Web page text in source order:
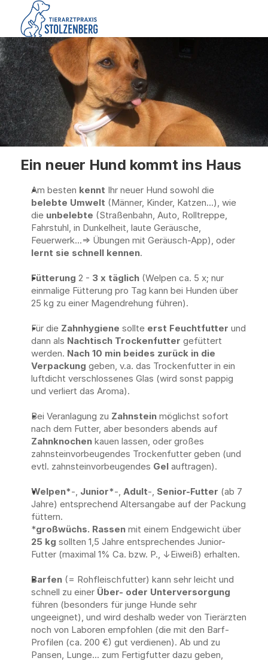
Ein neuer Hund kommt ins Haus
Am besten kennt
Ihr neuer Hund sowohl die
belebte Umwelt (Männer, Kinder, Katzen...), wie
die unbelebte (Straßenbahn, Auto, Rolltreppe,
Fahrstuhl, in Dunkelheit, laute Geräusche,
Feuerwerk...=> Übungen mit Geräusch-App), oder
lernt sie schnell kennen.
Fütterung 2 - 3 x täglich (Welpen ca. 5 x; nur
einmalige Fütterung pro Tag kann bei Hunden über
25 kg zu einer Magendrehung führen).
Für die Zahnhygiene sollte erst Feuchtfutter und
dann als Nachtisch Trockenfutter gefüttert
werden. Nach 10 min beides zurück in die
Verpackung geben, v.a. das Trockenfutter in ein
luftdicht verschlossenes Glas (wird sonst pappig
und verliert das Aroma).
Bei Veranlagung zu Zahnstein möglichst sofort
nach dem Futter, aber besonders abends auf
Zahnknochen kauen lassen, oder großes
zahnsteinvorbeugendes Trockenfutter geben (und
evtl. zahnsteinvorbeugendes Gel auftragen).
Welpen*-, Junior*-, Adult-, Senior-Futter (ab 7
Jahre) entsprechend Altersangabe auf der Packung
füttern.
*großwüchs. Rassen
mit einem Endgewicht über
25 kg sollten 1,5 Jahre entsprechendes Junior-
Futter (maximal 1% Ca. bzw. P., ↓Eiweiß) erhalten.
Barfen (= Rohfleischfutter) kann sehr leicht und
schnell zu einer Über- oder Unterversorgung
führen (besonders für junge Hunde sehr
ungeeignet), und wird deshalb weder von Tierärzten
noch von Laboren empfohlen (die mit den Barf-
Profilen (ca. 200 €) gut verdienen). Ab und zu
Pansen, Lunge... zum Fertigfutter dazu geben,